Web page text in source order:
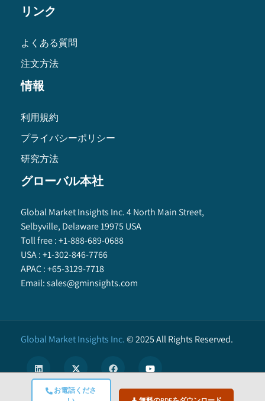
お電話くださ
リンク
よくある質問
注文方法
情報
利用規約
プライバシーポリシー
研究方法
グローバル本社
Global Market Insights Inc. 4 North Main Street,
Selbyville, Delaware 19975 USA
Toll free :+1-888-689-0688
USA :+1-302-846-7766
APAC :+65-3129-7718
Email:sales@gminsights.com
Global Market Insights Inc.©2025All Rights Reserved.